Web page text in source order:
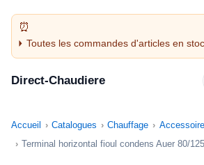
Toutes les commandes d'articles en
avant 14H sont expédiées le jour
Direct-Chaudiere
Accueil Catalogues Chauffage
Terminal horizontal fioul condens Auer 80/125